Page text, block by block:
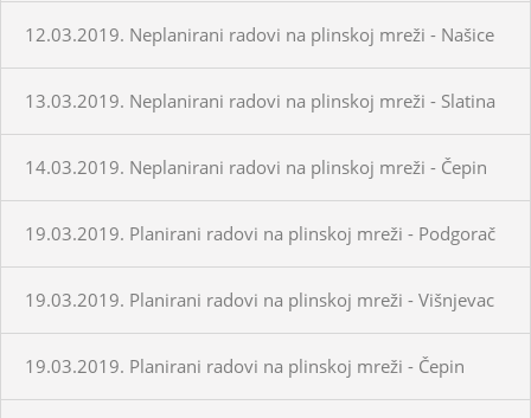
12.03.2019. Neplanirani radovi na plinskoj mreži - Našice
13.03.2019. Neplanirani radovi na plinskoj mreži - Slatina
14.03.2019. Neplanirani radovi na plinskoj mreži - Čepin
19.03.2019. Planirani radovi na plinskoj mreži - Podgorač
19.03.2019. Planirani radovi na plinskoj mreži - Višnjevac
19.03.2019. Planirani radovi na plinskoj mreži - Čepin